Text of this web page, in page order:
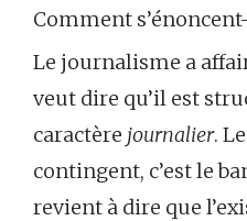
Comment
Le journalisme a
veut dire qu’il est
caractère journalier.
contingent, c’est le
revient à dire que